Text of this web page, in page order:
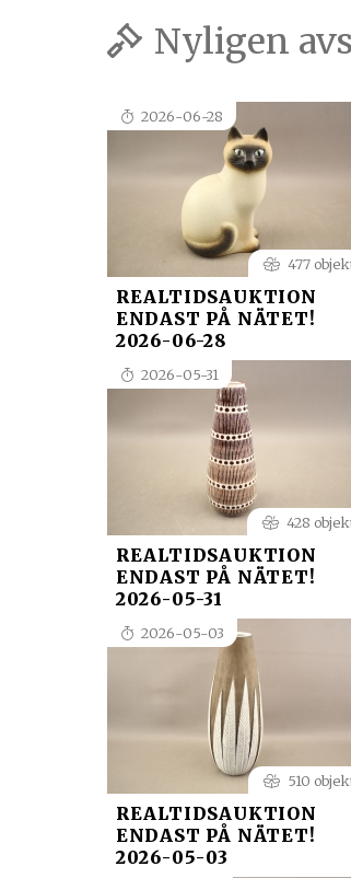
Nyligen
2026-06-28
477
REALTIDSAUKTION
ENDAST PÅ NÄTET!
2026-06-28
2026-05-31
428
REALTIDSAUKTION
ENDAST PÅ NÄTET!
2026-05-31
2026-05-03
510
REALTIDSAUKTION
ENDAST PÅ NÄTET!
2026-05-03